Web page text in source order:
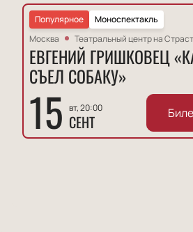
Моноспектакль
Популярное
Москва
Театральный центр на
ЕВГЕНИЙ ГРИШКОВЕЦ
СЪЕЛ СОБАКУ»
15 вт, 20:00
СЕНТ